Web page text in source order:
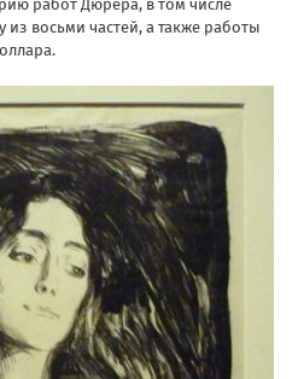
работ Дюрера, в том числе
восьми частей, а также работы